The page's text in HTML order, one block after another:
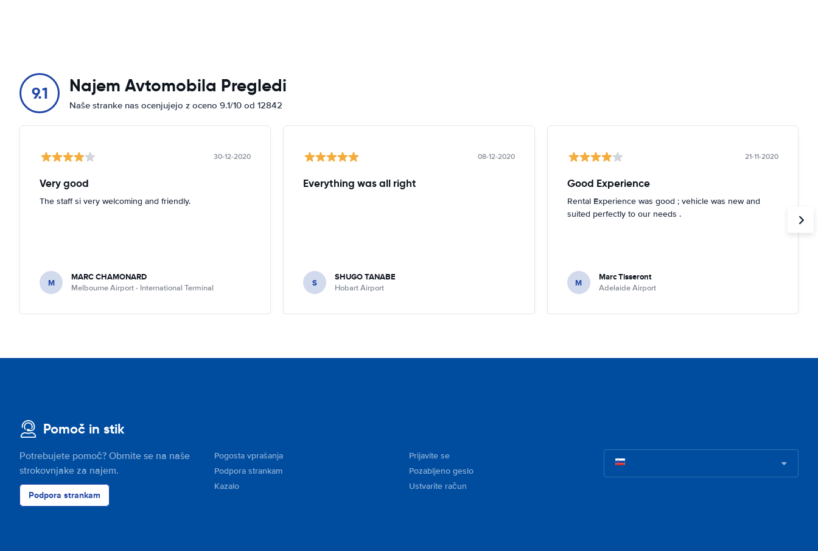
9.1 Najem Avtomobila Pregledi
Naše stranke nas ocenjujejo z oceno 9.1/10 od 12842
30-12-2020
Very good
The staff si very welcoming and friendly.
M MARC CHAMONARD
Melbourne Airport - International Terminal
08-12-2020
Everything was all right
S SHUGO TANABE
Hobart Airport
21-11-2020
Good Experience
Rental Experience was good ; vehicle was new and
suited perfectly to our needs .
M Marc Tisseront
Adelaide Airport
Pomoč in stik
Potrebujete pomoč? Obrnite se na naše
strokovnjake za najem.
Podpora strankam
Pogosta vprašanja
Podpora strankam
Kazalo
Prijavite se
Pozabljeno geslo
Ustvarite račun